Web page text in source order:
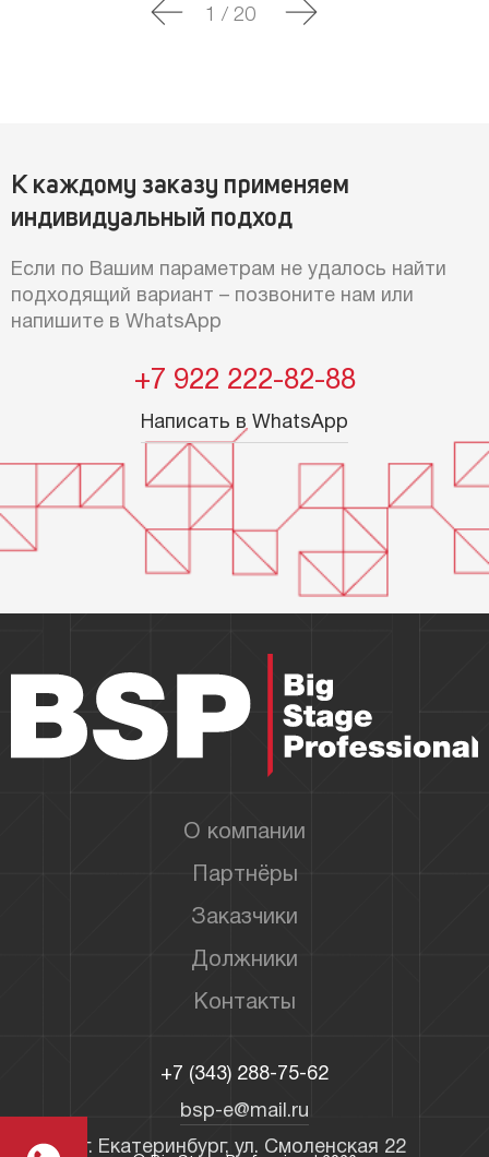
1 / 20
К каждому заказу применяем
индивидуальный подход
Если по Вашим параметрам не удалось найти
подходящий вариант – позвоните нам или
напишите в WhatsApp
+7 922 222-82-88
Написать в WhatsApp
О компании
Партнёры
Заказчики
Должники
Контакты
+7 (343) 288-75-62
bsp-e@mail.ru
г. Екатеринбург, ул. Смоленская 22